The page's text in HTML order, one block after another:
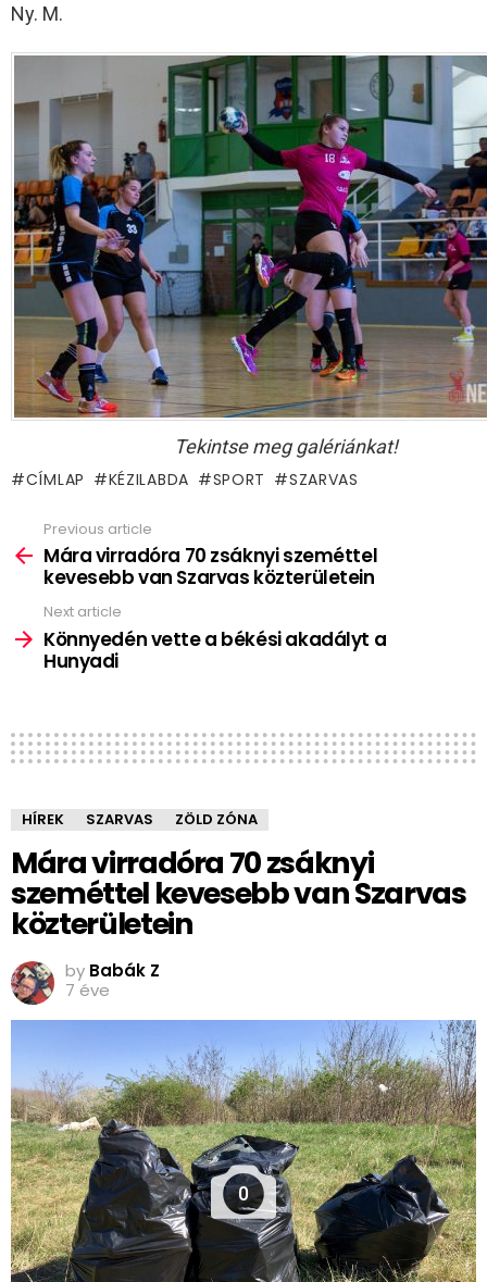
Ny. M.
Tekintse meg galériánkat!
CÍMLAP KÉZILABDA SPORT SZARVAS
more
Previous article
Mára virradóra 70 zsáknyi szeméttel
kevesebb van Szarvas közterületein
Next article
Könnyedén vette a békési akadályt a
Hunyadi
HÍREK SZARVAS ZÖLD ZÓNA
Mára virradóra 70 zsáknyi
szeméttel kevesebb van Szarvas
közterületein
by Babák Z
7 éve
0